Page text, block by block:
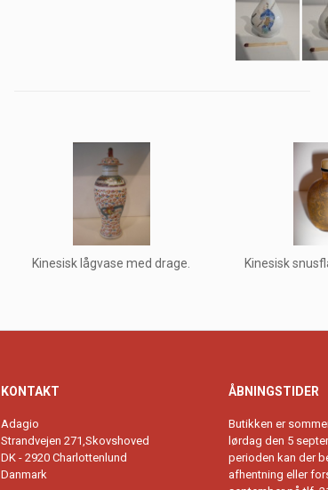
Kinesisk lågvase med drage. Kinesisk
KONTAKT
Adagio
Strandvejen 271,Skovshoved
DK - 2920 Charlottenlund
Danmark
ÅBNINGSTIDER
Butikken er
lørdag den 5
perioden kan der
afhentning eller